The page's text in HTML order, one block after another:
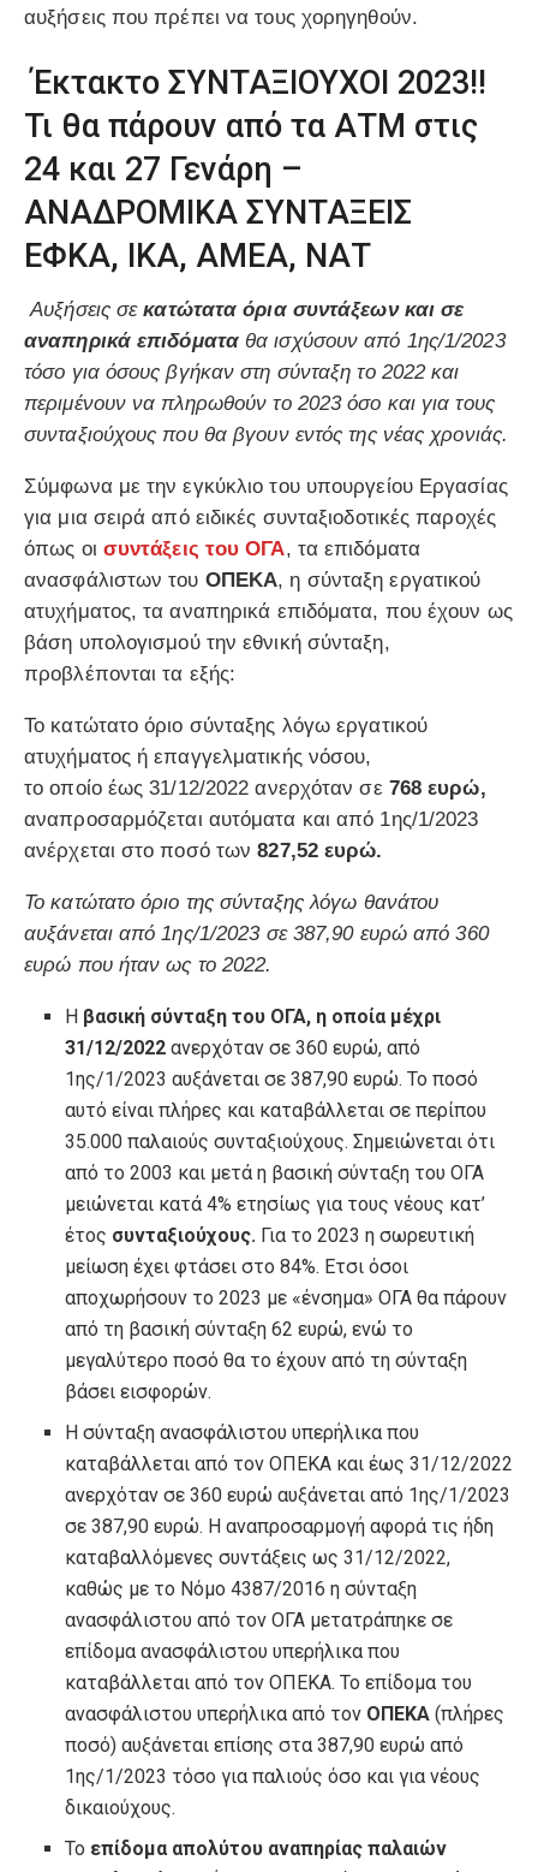
αυξήσεις που πρέπει να τους χορηγηθούν.
Έκτακτο ΣΥΝΤΑΞΙΟΥΧΟΙ 2023!!
Τι θα πάρουν από τα ΑΤΜ στις
24 και 27 Γενάρη –
ΑΝΑΔΡΟΜΙΚΑ ΣΥΝΤΑΞΕΙΣ
ΕΦΚΑ, ΙΚΑ, ΑΜΕΑ, ΝΑΤ
Αυξήσεις σεκατώτατα όρια συντάξεων και σε
αναπηρικά επιδόματαθα ισχύσουν από 1ης/1/2023
τόσο για όσους βγήκαν στη σύνταξη το 2022 και
περιμένουν να πληρωθούν το 2023 όσο και για τους
συνταξιούχους που θα βγουν εντός της νέας χρονιάς.
Σύμφωνα με την εγκύκλιο του υπουργείου Εργασίας
για μια σειρά από ειδικές συνταξιοδοτικές παροχές
όπως οι συντάξεις του ΟΓΑ, τα επιδόματα
ανασφάλιστων του ΟΠΕΚΑ, η σύνταξη εργατικού
ατυχήματος, τα αναπηρικά επιδόματα, που έχουν ως
βάση υπολογισμού την εθνική σύνταξη,
προβλέπονται τα εξής:
Το κατώτατο όριο σύνταξης λόγω εργατικού
ατυχήματος ή επαγγελματικής νόσου,
το οποίο έως 31/12/2022 ανερχόταν σε 768 ευρώ,
αναπροσαρμόζεται αυτόματα και από 1ης/1/2023
ανέρχεται στο ποσό των827,52 ευρώ.
Το κατώτατο όριο της σύνταξης λόγω θανάτου
αυξάνεται από 1ης/1/2023 σε 387,90 ευρώ από 360
ευρώ που ήταν ως το 2022.
Η βασική σύνταξη του ΟΓΑ, η οποία μέχρι
31/12/2022 ανερχόταν σε 360 ευρώ, από
1ης/1/2023 αυξάνεται σε 387,90 ευρώ. Το ποσό
αυτό είναι πλήρες και καταβάλλεται σε περίπου
35.000 παλαιούς συνταξιούχους. Σημειώνεται ότι
από το 2003 και μετά η βασική σύνταξη του ΟΓΑ
μειώνεται κατά 4% ετησίως για τους νέους κατ’
έτος συνταξιούχους. Για το 2023 η σωρευτική
μείωση έχει φτάσει στο 84%. Ετσι όσοι
αποχωρήσουν το 2023 με «ένσημα» ΟΓΑ θα πάρουν
από τη βασική σύνταξη 62 ευρώ, ενώ το
μεγαλύτερο ποσό θα το έχουν από τη σύνταξη
βάσει εισφορών.
Η σύνταξη ανασφάλιστου υπερήλικα που
καταβάλλεται από τον ΟΠΕΚΑ και έως 31/12/2022
ανερχόταν σε 360 ευρώ αυξάνεται από 1ης/1/2023
σε 387,90 ευρώ. Η αναπροσαρμογή αφορά τις ήδη
καταβαλλόμενες συντάξεις ως 31/12/2022,
καθώς με το Νόμο 4387/2016 η σύνταξη
ανασφάλιστου από τον ΟΓΑ μετατράπηκε σε
επίδομα ανασφάλιστου υπερήλικα που
καταβάλλεται από τον ΟΠΕΚΑ. Το επίδομα του
ανασφάλιστου υπερήλικα από τον ΟΠΕΚΑ (πλήρες
ποσό) αυξάνεται επίσης στα 387,90 ευρώ από
1ης/1/2023 τόσο για παλιούς όσο και για νέους
δικαιούχους.
Το επίδομα απολύτου αναπηρίας παλαιών